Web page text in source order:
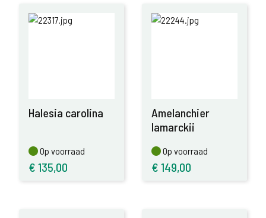
Halesia carolina
Op voorraad
Op voorraad
€ 135,00
Amelanchier
lamarckii
Op voorraad
Op voorraad
€ 149,00